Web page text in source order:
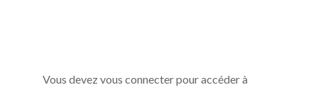
Vous devez vous connecter pour accéder à